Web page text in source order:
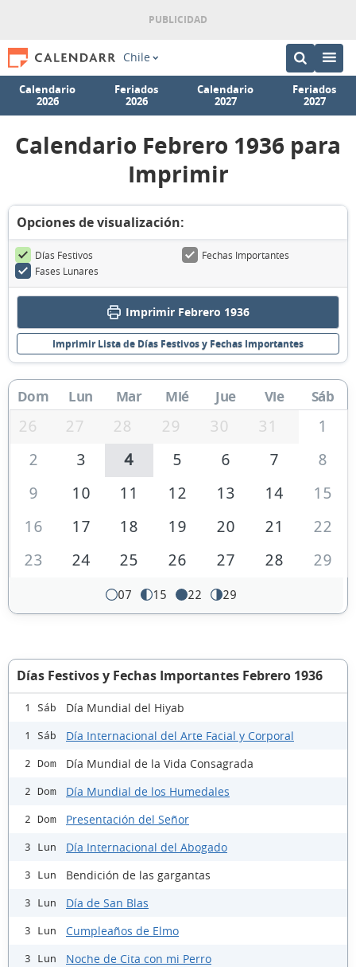
Chile
Calendario
2026
Feriados
2026
Calendario
2027
Feriados
2027
Calendario Febrero 1936 para
Imprimir
Opciones de visualización:
Días Festivos
Fechas Importantes
Fases Lunares
Imprimir Febrero 1936
Imprimir Lista de Días Festivos y Fechas Importantes
Dom Lun Mar Mié Jue Vie Sáb
26 27 28 29 30 31
1
2
3 4 5 6 7
8
9
10 11 12 13 14
15
16
17 18 19 20 21
22
23
24 25 26 27 28 29
07 15 22 29
Días Festivos y Fechas Importantes Febrero 1936
1 Sáb Día Mundial del Hiyab
1 Sáb Día Internacional del Arte Facial y Corporal
2 Dom Día Mundial de la Vida Consagrada
2 Dom Día Mundial de los Humedales
2 Dom Presentación del Señor
3 Lun Día Internacional del Abogado
3 Lun Bendición de las gargantas
3 Lun Día de San Blas
3 Lun Cumpleaños de Elmo
3 Lun Noche de Cita con mi Perro